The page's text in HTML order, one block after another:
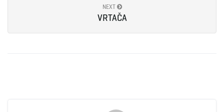
NEXT
VRTAČA